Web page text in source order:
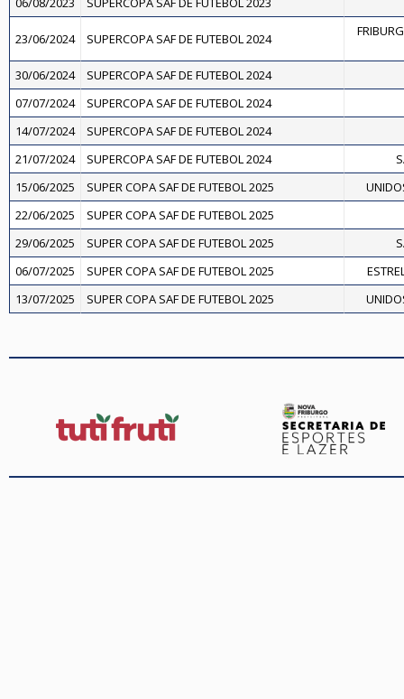
23/06/2024 SUPERCOPA SAF DE FUTEBOL 2024
30/06/2024
SUPERCOPA SAF DE FUTEBOL 2024
07/07/2024
SUPERCOPA SAF DE FUTEBOL 2024
14/07/2024
SUPERCOPA SAF DE FUTEBOL 2024
21/07/2024
SUPERCOPA SAF DE FUTEBOL 2024
15/06/2025
SUPER COPA SAF DE FUTEBOL 2025
22/06/2025
SUPER COPA SAF DE FUTEBOL 2025
29/06/2025
SUPER COPA SAF DE FUTEBOL 2025
06/07/2025
SUPER COPA SAF DE FUTEBOL 2025
13/07/2025
SUPER COPA SAF DE FUTEBOL 2025